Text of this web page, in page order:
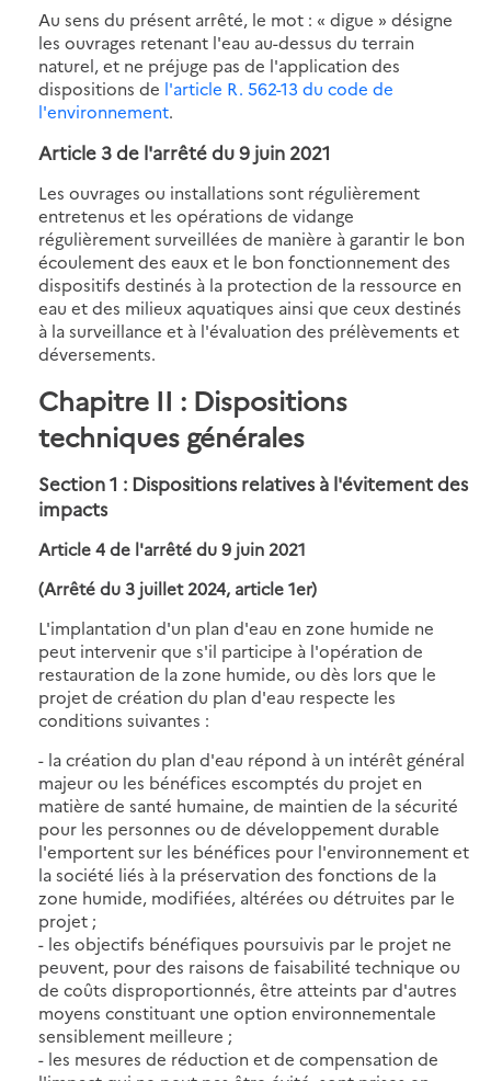
Au sens du présent arrêté, le mot : « digue » désigne
les ouvrages retenant l'eau au-dessus du terrain
naturel, et ne préjuge pas de l'application des
dispositions de l'article R. 562-13 du code de
l'environnement.
Article 3 de l'arrêté du 9 juin 2021
Les ouvrages ou installations sont régulièrement
entretenus et les opérations de vidange
régulièrement surveillées de manière à garantir le bon
écoulement des eaux et le bon fonctionnement des
dispositifs destinés à la protection de la ressource en
eau et des milieux aquatiques ainsi que ceux destinés
à la surveillance et à l'évaluation des prélèvements et
déversements.
Chapitre II : Dispositions
techniques générales
Section 1 : Dispositions relatives à l'évitement des
impacts
Article 4 de l'arrêté du 9 juin 2021
(Arrêté du 3 juillet 2024, article 1er)
L'implantation d'un plan d'eau en zone humide ne
peut intervenir que s'il participe à l'opération de
restauration de la zone humide, ou dès lors que le
projet de création du plan d'eau respecte les
conditions suivantes :
- la création du plan d'eau répond à un intérêt général
majeur ou les bénéfices escomptés du projet en
matière de santé humaine, de maintien de la sécurité
pour les personnes ou de développement durable
l'emportent sur les bénéfices pour l'environnement et
la société liés à la préservation des fonctions de la
zone humide, modifiées, altérées ou détruites par le
projet ;
- les objectifs bénéfiques poursuivis par le projet ne
peuvent, pour des raisons de faisabilité technique ou
de coûts disproportionnés, être atteints par d'autres
moyens constituant une option environnementale
sensiblement meilleure ;
- les mesures de réduction et de compensation de